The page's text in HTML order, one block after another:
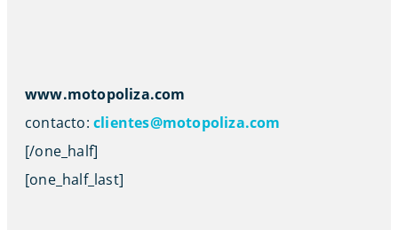
www.motopoliza.com
contacto: clientes@motopoliza.com
[/one_half]
[one_half_last]